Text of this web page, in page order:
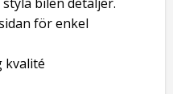
för enkel
kvalité